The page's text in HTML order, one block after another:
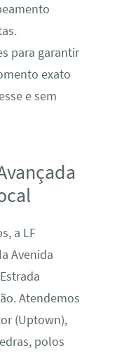
para garantir
exato
e sem
a LF
Avenida
Atendemos
(Uptown),
polos